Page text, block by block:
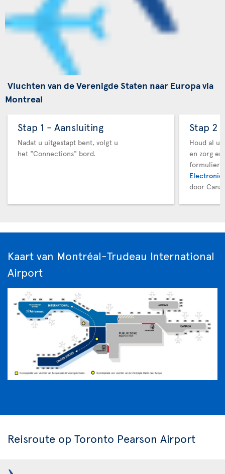
Vluchten van de Verenigde Staten naar Europa via
Montreal
Stap 1 - Aansluiting
Nadat u uitgestapt bent, volgt u
het "Connections" bord.
Stap 2
Houd al
en zorg
Electronic
door
Kaart van Montréal-Trudeau International
Airport
Reisroute op Toronto Pearson Airport